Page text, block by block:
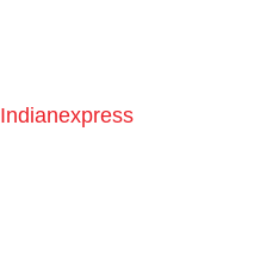
Indianexpress